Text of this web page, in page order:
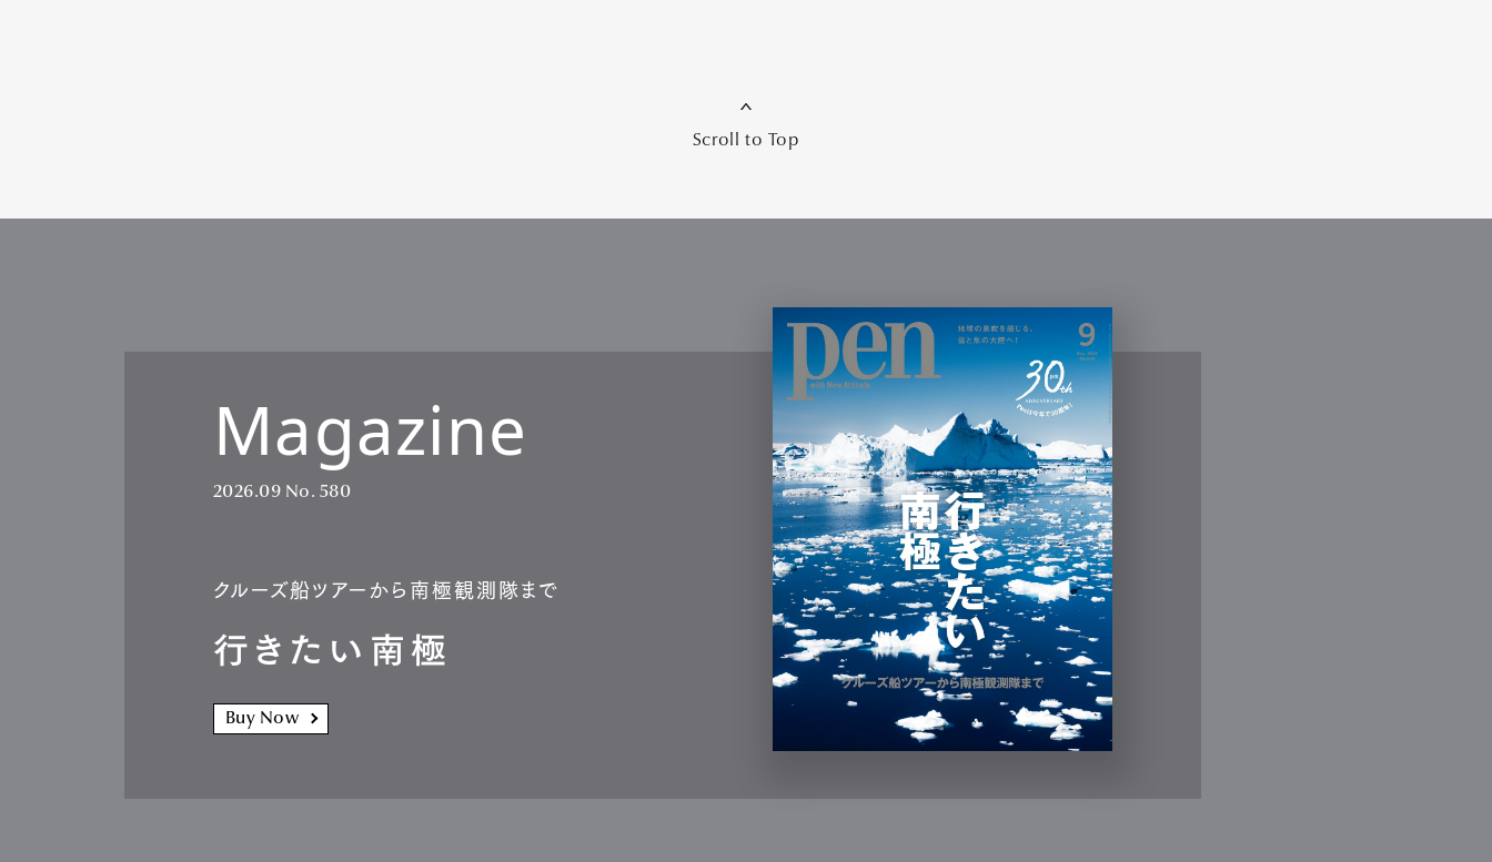
Scroll to Top
Magazine
2026.09 No. 580
クルーズ船ツアーから南極観測隊まで
行きたい南極
Buy Now